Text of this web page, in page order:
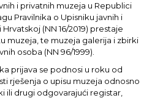
i privatnih muzeja u Republici
Pravilnika o Upisniku javnih i
(NN 16/2019) prestaje
muzeja, te muzeja galerija i zbirki
osoba (NN 96/1999).
prijava se podnosi u roku od
rješenja o upisu muzeja odnosno
ili drugi odgovarajući registar,